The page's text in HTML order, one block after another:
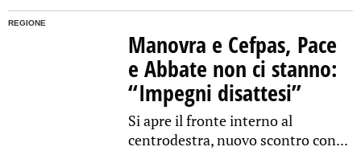
REGIONE
Manovra e Cefpas, Pace
e Abbate non ci stanno:
“Impegni disattesi”
Si apre il fronte interno al
centrodestra, nuovo scontro con...